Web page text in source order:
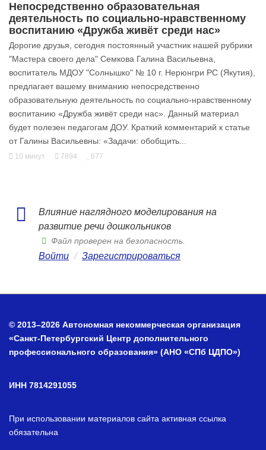
Непосредственно образовательная
деятельность по социально-нравственному
воспитанию «Дружба живёт среди нас»
Дорогие друзья, сегодня постоянный участник нашей рубрики
"Мастера своего дела" Семкова Галина Васильевна,
воспитатель МДОУ "Солнышко" № 10 г. Нерюнгри РС (Якутия),
предлагает вашему вниманию непосредственно
образовательную деятельность по социально-нравственному
воспитанию «Дружба живёт среди нас». Данный материал
будет полезен педагогам ДОУ. Краткий комментарий к статье
от Галины Васильевны: «Задачи: обобщить...
10 минут 7894 677
Влияние наглядного моделирования на
развитие речи дошкольников
Файл проверен на безопасность.
Войти / Зарегистрироваться
© 2013–2026 Автономная некоммерческая организация
«Санкт-Петербургский Центр дополнительного
профессионального образования» (АНО «СПб ЦДПО»)
ИНН 7814291055
При использовании материалов сайта активная ссылка
обязательна